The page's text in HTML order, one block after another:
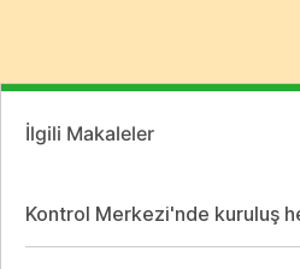
İlgili Makaleler
Kontrol Merkezi'nde kuruluş